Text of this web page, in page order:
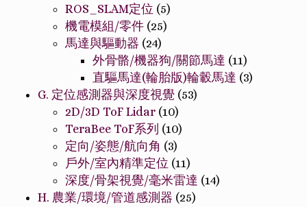
ROS_SLAM定位 (5)
機電模組/零件 (25)
馬達與驅動器 (24)
外骨骼/機器狗/關節馬達 (11)
直驅馬達(輪胎版)輪轂馬達 (3)
G. 定位感測器與深度視覺 (53)
2D/3D ToF Lidar (10)
TeraBee ToF系列 (10)
定向/姿態/航向角 (3)
戶外/室內精準定位 (11)
深度/骨架視覺/毫米雷達 (14)
H. 農業/環境/管道感測器 (25)